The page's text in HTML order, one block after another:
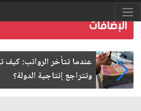
صمت الطريق بعد الأربعين